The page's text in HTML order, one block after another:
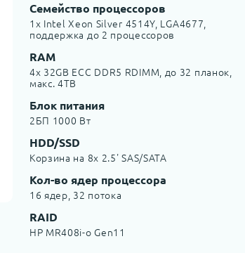
Семейство процессоров
1x Intel Xeon Silver 4514Y, LGA4677,
поддержка до 2 процессоров
RAM
4x 32GB ECC DDR5 RDIMM, до 32 планок,
макс. 4TB
Блок питания
2БП 1000 Вт
HDD/SSD
Корзина на 8х 2.5' SAS/SATA
Кол-во ядер процессора
16 ядер, 32 потока
RAID
HP MR408i-o Gen11